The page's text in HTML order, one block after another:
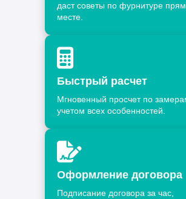
даст советы по фурнитуре
месте.
Быстрый расчет
Мгновенный просчет по
учетом всех особенностей.
Оформление договора
Подписание договора за час,